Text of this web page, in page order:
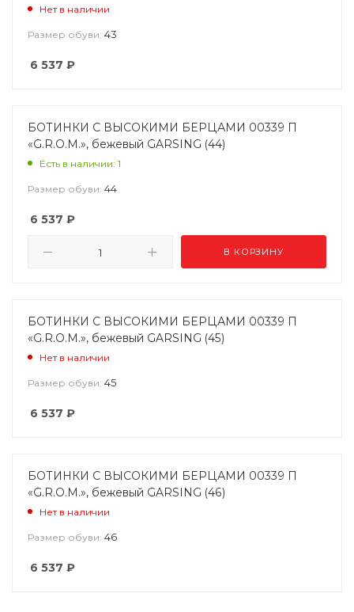
Нет в наличии
Размер обуви: 43
6 537 ₽
БОТИНКИ С ВЫСОКИМИ БЕРЦАМИ 00339 П
«G.R.O.M.», бежевый GARSING (44)
Есть в наличии: 1
Размер обуви: 44
6 537 ₽
В КОРЗИНУ
БОТИНКИ С ВЫСОКИМИ БЕРЦАМИ 00339 П
«G.R.O.M.», бежевый GARSING (45)
Нет в наличии
Размер обуви: 45
6 537 ₽
БОТИНКИ С ВЫСОКИМИ БЕРЦАМИ 00339 П
«G.R.O.M.», бежевый GARSING (46)
Нет в наличии
Размер обуви: 46
6 537 ₽